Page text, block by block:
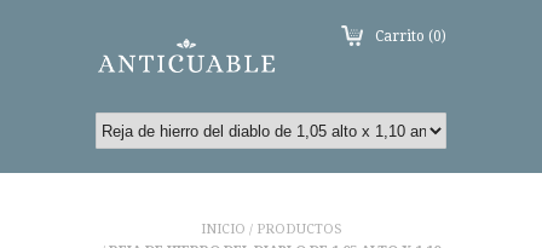
Carrito (0)
INICIO / PRODUCTOS